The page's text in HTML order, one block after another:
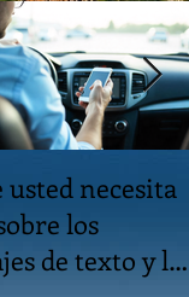
usted necesita
los
de texto y la